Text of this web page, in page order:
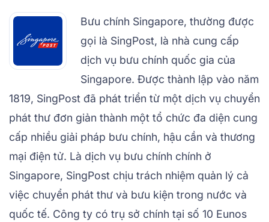
Bưu chính Singapore, thường được
gọi là SingPost, là nhà cung cấp
dịch vụ bưu chính quốc gia của
Singapore. Được thành lập vào năm
1819, SingPost đã phát triển từ một dịch vụ chuyển
phát thư đơn giản thành một tổ chức đa diện cung
cấp nhiều giải pháp bưu chính, hậu cần và thương
mại điện tử. Là dịch vụ bưu chính chính ở
Singapore, SingPost chịu trách nhiệm quản lý cả
việc chuyển phát thư và bưu kiện trong nước và
quốc tế. Công ty có trụ sở chính tại số 10 Eunos